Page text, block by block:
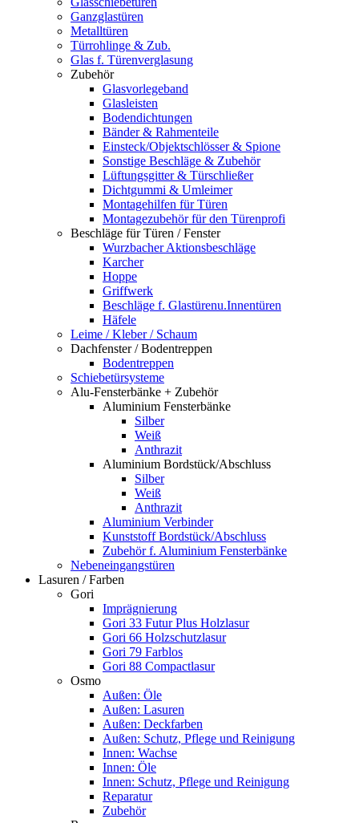
Ganzglastüren
Metalltüren
Türrohlinge & Zub.
Glas f. Türenverglasung
Zubehör
Glasvorlegeband
Glasleisten
Bodendichtungen
Bänder & Rahmenteile
Einsteck/Objektschlösser & Spione
Sonstige Beschläge & Zubehör
Lüftungsgitter & Türschließer
Dichtgummi & Umleimer
Montagehilfen für Türen
Montagezubehör für den Türenprofi
Beschläge für Türen / Fenster
Wurzbacher Aktionsbeschläge
Karcher
Hoppe
Griffwerk
Beschläge f. Glastürenu.Innentüren
Häfele
Leime / Kleber / Schaum
Dachfenster / Bodentreppen
Bodentreppen
Schiebetürsysteme
Alu-Fensterbänke + Zubehör
Aluminium Fensterbänke
Silber
Weiß
Anthrazit
Aluminium Bordstück/Abschluss
Silber
Weiß
Anthrazit
Aluminium Verbinder
Kunststoff Bordstück/Abschluss
Zubehör f. Aluminium Fensterbänke
Nebeneingangstüren
Lasuren / Farben
Gori
Imprägnierung
Gori 33 Futur Plus Holzlasur
Gori 66 Holzschutzlasur
Gori 79 Farblos
Gori 88 Compactlasur
Osmo
Außen: Öle
Außen: Lasuren
Außen: Deckfarben
Außen: Schutz, Pflege und Reinigung
Innen: Wachse
Innen: Öle
Innen: Schutz, Pflege und Reinigung
Reparatur
Zubehör